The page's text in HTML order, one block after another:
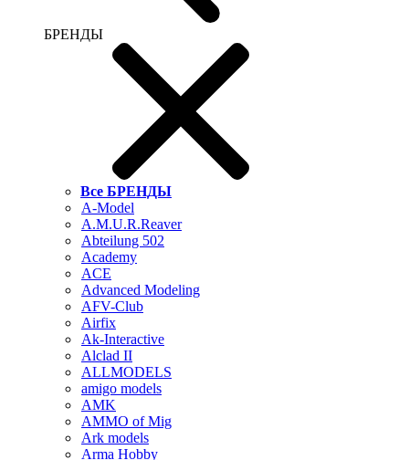
БРЕНДЫ
Все БРЕНДЫ
A-Model
A.M.U.R.Reaver
Abteilung 502
Academy
ACE
Advanced Modeling
AFV-Club
Airfix
Ak-Interactive
Alclad II
ALLMODELS
amigo models
AMK
AMMO of Mig
Ark models
Arma Hobby